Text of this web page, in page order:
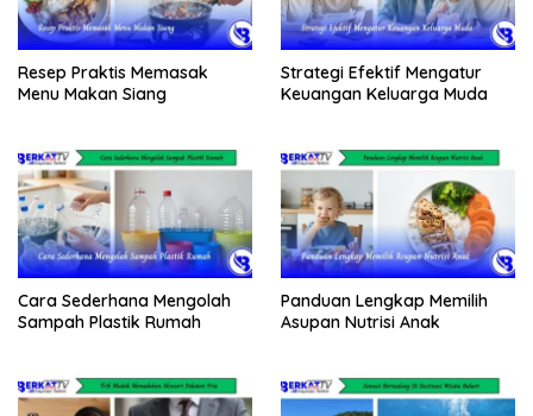
Resep Praktis Memasak
Menu Makan Siang
Strategi Efektif Mengatur
Keuangan Keluarga Muda
Cara Sederhana Mengolah
Sampah Plastik Rumah
Panduan Lengkap Memilih
Asupan Nutrisi Anak